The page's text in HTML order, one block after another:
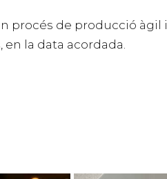
procés de producció àgil i
la data acordada.